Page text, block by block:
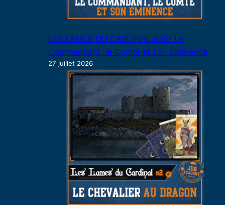
LES LAMES DU CARDINAL #03- Le
Commandant, le Comte et son Éminence
27 juillet 2026